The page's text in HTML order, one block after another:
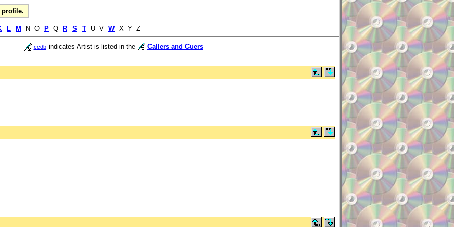
profile.
L M N O P Q R S T U V W X Y Z
ccdb indicates Artist is listed in the Callers and Cuers